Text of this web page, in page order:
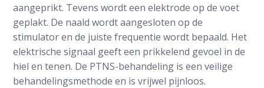
aangeprikt. Tevens wordt een elektrode op de voet
geplakt. De naald wordt aangesloten op de
stimulator en de juiste frequentie wordt bepaald. Het
elektrische signaal geeft een prikkelend gevoel in de
hiel en tenen. De PTNS-behandeling is een veilige
behandelingsmethode en is vrijwel pijnloos.